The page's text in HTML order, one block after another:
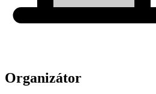
Organizátor